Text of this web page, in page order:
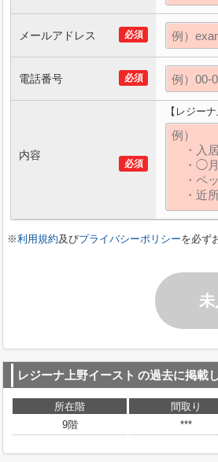
必須
メールアドレス
必須
電話番号
必須
内容
【レジー
※利用規約及びプライバシーポリシーを必ず
レジーナ上野イースト の過去に掲載
所在階 間取り
9階
***